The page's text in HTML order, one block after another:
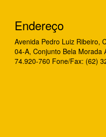
Endereço
Avenida Pedro Luiz Ribeiro,
04-A, Conjunto Bela Morada
74.920-760 Fone/Fax: (62)